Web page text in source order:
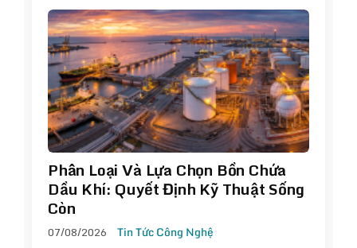
Phân Loại Và Lựa Chọn Bồn Chứa
Dầu Khí: Quyết Định Kỹ Thuật Sống
Còn
07/08/2026 Tin Tức Công Nghệ